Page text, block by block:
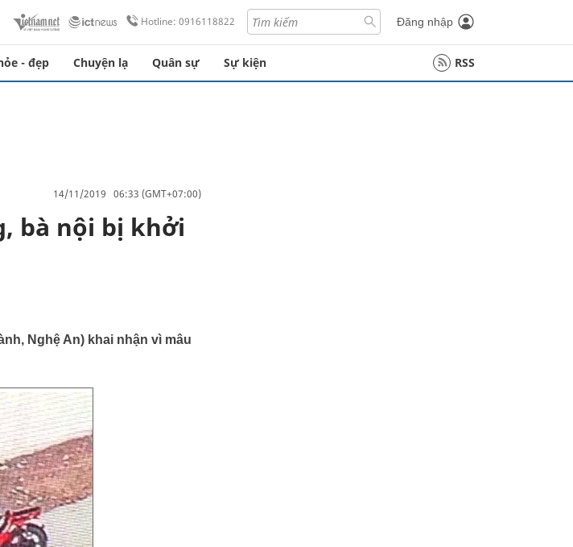
Hotline: 0916118822 Đăng nhập
- đẹp Chuyện lạ Quân sự Sự kiện RSS
14/11/2019 06:33 (GMT+07:00)
bà nội bị khởi
Nghệ An) khai nhận vì mâu